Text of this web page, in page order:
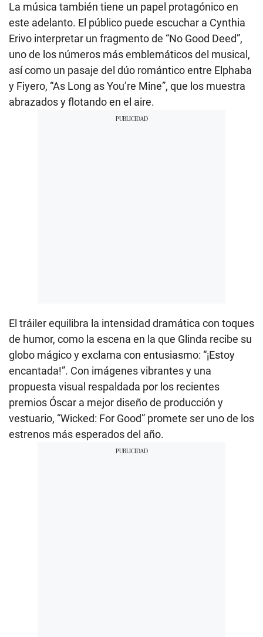
La música también tiene un papel protagónico en
este adelanto. El público puede escuchar a Cynthia
Erivo interpretar un fragmento de “No Good Deed”,
uno de los números más emblemáticos del musical,
así como un pasaje del dúo romántico entre Elphaba
y Fiyero, “As Long as You’re Mine”, que los muestra
abrazados y flotando en el aire.
El tráiler equilibra la intensidad dramática con toques
de humor, como la escena en la que Glinda recibe su
globo mágico y exclama con entusiasmo: “¡Estoy
encantada!”. Con imágenes vibrantes y una
propuesta visual respaldada por los recientes
premios Óscar a mejor diseño de producción y
vestuario, “Wicked: For Good” promete ser uno de los
estrenos más esperados del año.